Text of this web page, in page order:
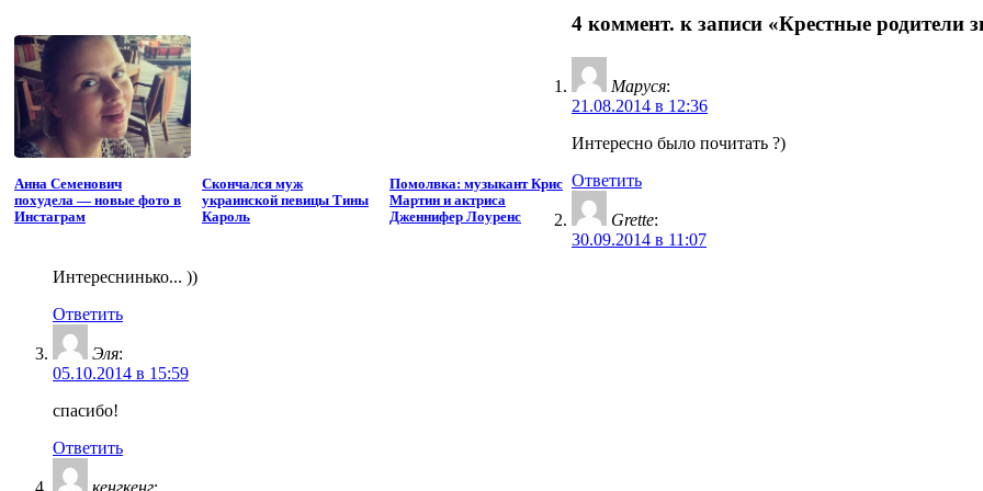
Анна Семенович
похудела — новые фото в
Инстаграм
Скончался муж
украинской певицы Тины
Кароль
Помолвка: музыкант Крис
Мартин и актриса
Дженнифер Лоуренс
4 коммент. к записи «Крестные родители
Маруся:
21.08.2014 в 12:36
Интересно было почитать ?)
Ответить
Grette:
30.09.2014 в 11:07
Интереснинько... ))
Ответить
Эля:
05.10.2014 в 15:59
спасибо!
Ответить
кенгкенг: